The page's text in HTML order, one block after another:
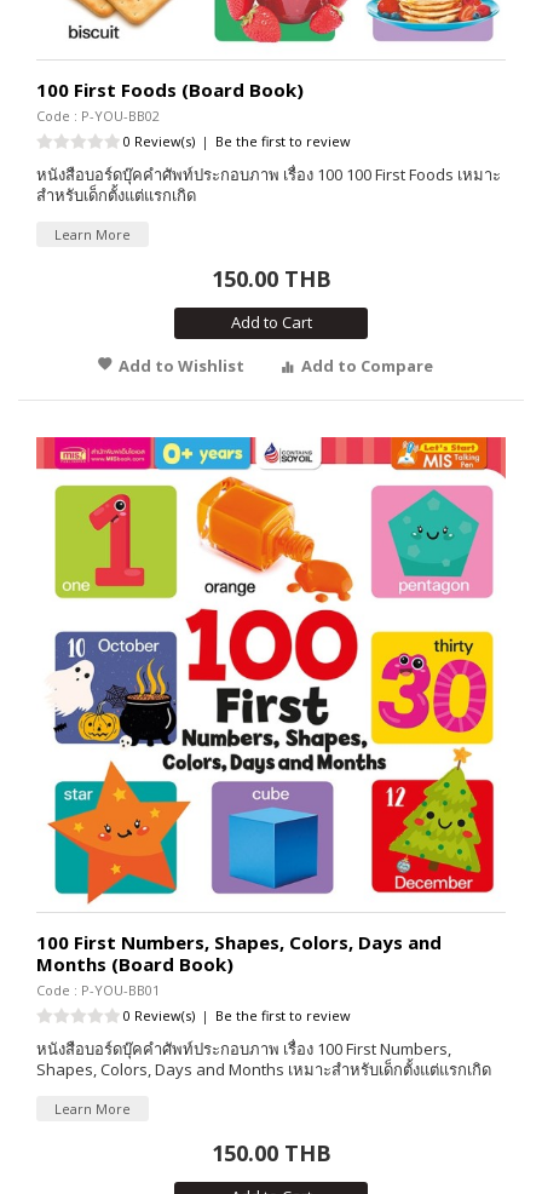
100 First Foods (Board Book)
Code : P-YOU-BB02
0 Review(s) | Be the first to review
หนังสือบอร์ดบุ๊คคำศัพท์ประกอบภาพ เรื่อง 100 100 First Foods เหมาะ
สำหรับเด็กตั้งแต่แรกเกิด
Learn More
150.00 THB
Add to Cart
Add to Wishlist
Add to Compare
100 First Numbers, Shapes, Colors, Days and
Months (Board Book)
Code : P-YOU-BB01
0 Review(s) | Be the first to review
หนังสือบอร์ดบุ๊คคำศัพท์ประกอบภาพ เรื่อง 100 First Numbers,
Shapes, Colors, Days and Months เหมาะสำหรับเด็กตั้งแต่แรกเกิด
Learn More
150.00 THB